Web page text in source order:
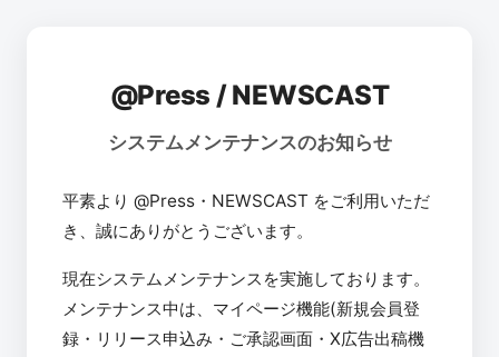
@Press / NEWSCAST
システムメンテナンスのお知らせ
平素より @Press・NEWSCAST をご利用いただ
き、誠にありがとうございます。
現在システムメンテナンスを実施しております。
メンテナンス中は、マイページ機能(新規会員登
録・リリース申込み・ご承認画面・X広告出稿機